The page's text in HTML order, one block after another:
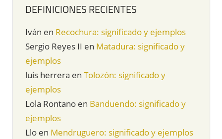
DEFINICIONES RECIENTES
Iván en Recochura: significado y ejemplos
Sergio Reyes II en Matadura: significado y
ejemplos
luis herrera en Tolozón: significado y
ejemplos
Lola Rontano en Banduendo: significado y
ejemplos
Llo en Mendruguero: significado y ejemplos